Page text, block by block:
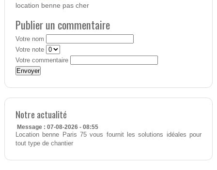
location benne pas cher
Publier un commentaire
Votre nom
Votre note
Votre commentaire
Notre actualité
Message : 07-08-2026 - 08:55
Location benne Paris 75 vous fournit les solutions idéales pour
tout type de chantier